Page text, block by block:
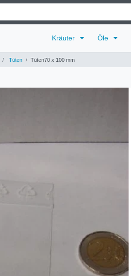
Kräuter Öle
Tüten Tüten70 x 100 mm